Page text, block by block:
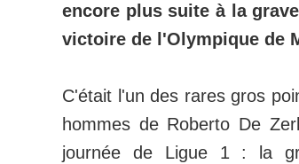
encore plus suite à la
victoire de l'Olympique de
C'était l'un des rares gros
hommes de Roberto De
journée de Ligue 1 : la